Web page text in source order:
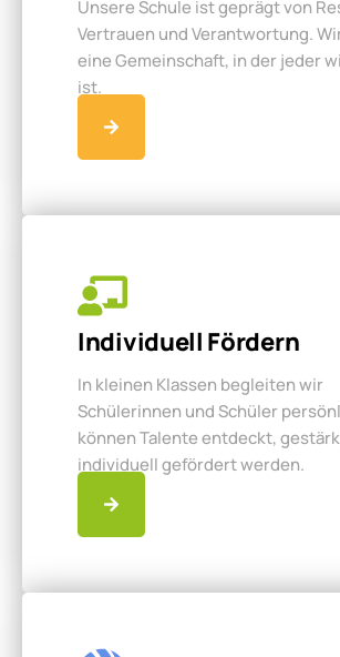
Unsere Schule ist geprägt von
Vertrauen und Verantwortung.
eine Gemeinschaft, in der jeder
ist.
Individuell Fördern
In kleinen Klassen begleiten wir
Schülerinnen und Schüler
können Talente entdeckt,
individuell gefördert werden.